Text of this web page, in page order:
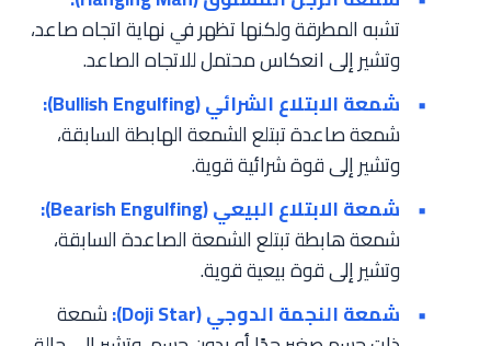
تشبه المطرقة ولكنها تظهر في نهاية اتجاه صاعد،
وتشير إلى انعكاس محتمل للاتجاه الصاعد.
شمعة الابتلاع الشرائي (Bullish Engulfing):
شمعة صاعدة تبتلع الشمعة الهابطة السابقة،
وتشير إلى قوة شرائية قوية.
شمعة الابتلاع البيعي (Bearish Engulfing):
شمعة هابطة تبتلع الشمعة الصاعدة السابقة،
وتشير إلى قوة بيعية قوية.
شمعة النجمة الدوجي (Doji Star):
شمعة